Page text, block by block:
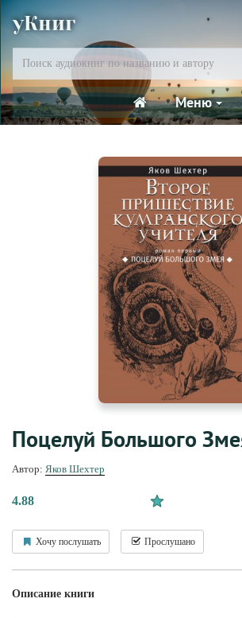
уКниг
Меню
Поцелуй Большого
Автор: Яков Шехтер
4.88
Хочу послушать Прослушано
Описание книги